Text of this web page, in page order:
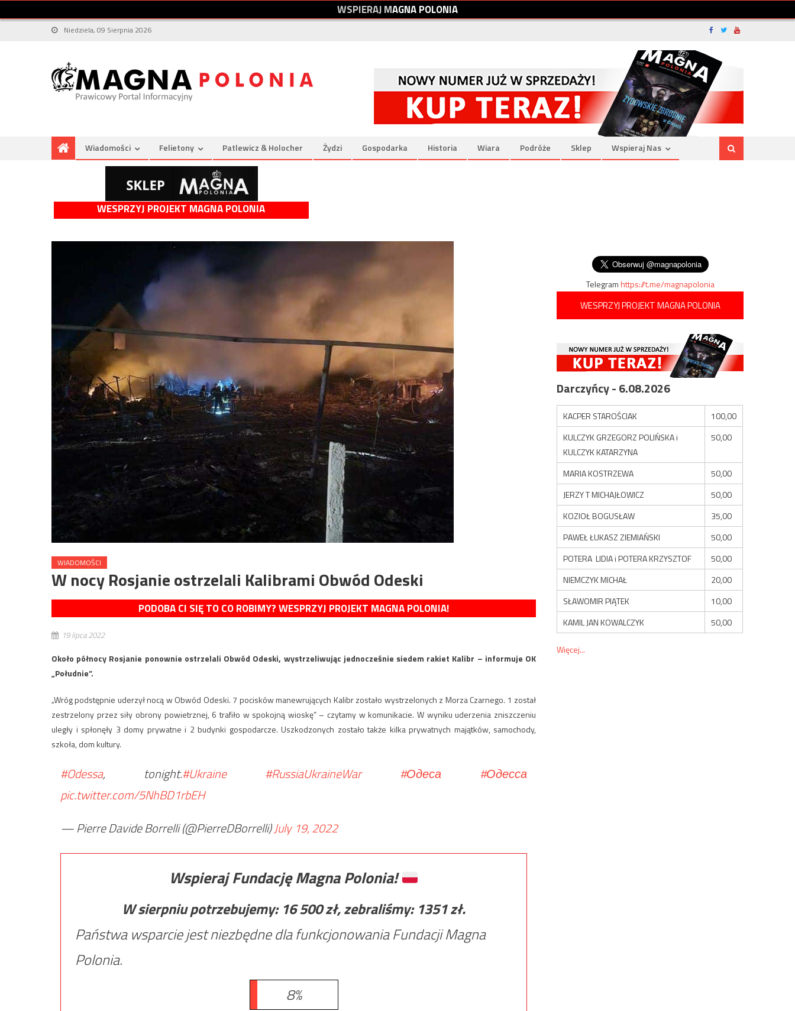
WSPIERAJMAGNAPOLONIA
Niedziela, 09 Sierpnia 2026
Wiadomości Felietony Patlewicz & Holocher Żydzi Gospodarka Historia Wiara Podróże Sklep Wspieraj Nas
WESPRZYJ PROJEKT MAGNA POLONIA
WIADOMOŚCI
W nocy Rosjanie ostrzelali Kalibrami Obwód Odeski
PODOBA CI SIĘ TO CO ROBIMY? WESPRZYJ PROJEKT MAGNA POLONIA!
19 lipca 2022
Około północy Rosjanie ponownie ostrzelali Obwód Odeski, wystrzeliwując jednocześnie siedem rakiet Kalibr – informuje OK
„Południe”.
„Wróg podstępnie uderzył nocą w Obwód Odeski. 7 pocisków manewrujących Kalibr zostało wystrzelonych z Morza Czarnego. 1 został
zestrzelony przez siły obrony powietrznej, 6 trafiło w spokojną wioskę” – czytamy w komunikacie. W wyniku uderzenia zniszczeniu
uległy i spłonęły 3 domy prywatne i 2 budynki gospodarcze. Uszkodzonych zostało także kilka prywatnych majątków, samochody,
szkoła, dom kultury.
#Odessa, tonight.#Ukraine #RussiaUkraineWar #Одеса
#Одесса
pic.twitter.com/5NhBD1rbEH
— Pierre Davide Borrelli (@PierreDBorrelli)July 19, 2022
Wspieraj Fundację Magna Polonia!
W sierpniu potrzebujemy: 16 500zł, zebraliśmy: 1351zł.
Państwa wsparcie jest niezbędne dla funkcjonowania Fundacji Magna
Polonia.
8%
Telegramhttps://t.me/magnapolonia
WESPRZYJ PROJEKT MAGNA POLONIA
Darczyńcy - 6.08.2026
KACPER STAROŚCIAK
100,00
KULCZYK GRZEGORZ POLIŃSKA i
KULCZYK KATARZYNA
50,00
MARIA KOSTRZEWA
50,00
JERZY T MICHAJŁOWICZ
50,00
KOZIOŁ BOGUSŁAW
35,00
PAWEŁ ŁUKASZ ZIEMIAŃSKI
50,00
POTERA LIDIA i POTERA KRZYSZTOF
50,00
NIEMCZYK MICHAŁ
20,00
SŁAWOMIR PIĄTEK
10,00
KAMIL JAN KOWALCZYK
50,00
Więcej...